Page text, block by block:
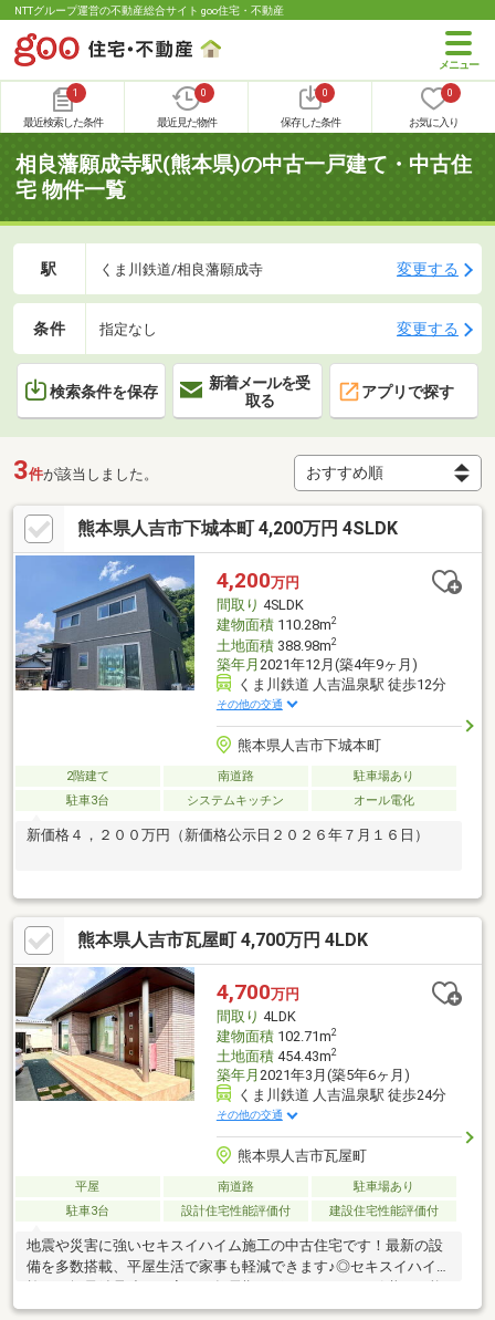
NTTグループ運営の不動産総合サイト goo住宅・不動産
1
最近検索した条件
0
最近見た物件
0
保存した条件
0
お気に入り
相良藩願成寺駅(熊本県)の中古一戸建て・中古住
宅 物件一覧
駅 くま川鉄道/相良藩願成寺 変更する
条件 指定なし 変更する
検索条件を保存
新着メールを受
取る
アプリで探す
3件が該当しました。
熊本県人吉市下城本町 4,200万円 4SLDK
4,200万円
間取り 4SLDK
建物面積110.28m2
土地面積388.98m2
築年月 2021年12月(築4年9ヶ月)
くま川鉄道 人吉温泉駅 徒歩12分
その他の交通
熊本県人吉市下城本町
2階建て 南道路
駐車場あり
駐車3台
システムキッチン オール電化
新価格４，２００万円（新価格公示日２０２６年７月１６日）
熊本県人吉市瓦屋町 4,700万円 4LDK
4,700万円
間取り 4LDK
建物面積102.71m2
土地面積454.43m2
築年月 2021年3月(築5年6ヶ月)
くま川鉄道 人吉温泉駅 徒歩24分
その他の交通
熊本県人吉市瓦屋町
平屋 南道路
駐車場あり
駐車3台
設計住宅性能評価付 建設住宅性能評価付
地震や災害に強いセキスイハイム施工の中古住宅です！最新の設
備を多数搭載、平屋生活で家事も軽減できます♪◎セキスイハイム
年毎の無料点検が受けられます◎◎太陽光発電システム8.48ｋｗ